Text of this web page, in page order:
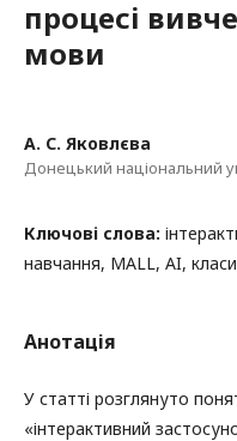
процесі
мови
А. С. Яковлєва
Донецький національний
Ключові слова:
навчання, MALL, AI,
Анотація
У статті розглянуто
«інтерактивний